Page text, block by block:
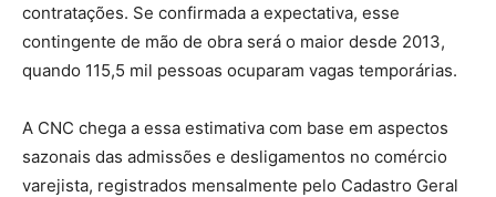
contratações. Se confirmada a expectativa, esse
contingente de mão de obra será o maior desde 2013,
quando 115,5 mil pessoas ocuparam vagas temporárias.
A CNC chega a essa estimativa com base em aspectos
sazonais das admissões e desligamentos no comércio
varejista, registrados mensalmente pelo Cadastro Geral